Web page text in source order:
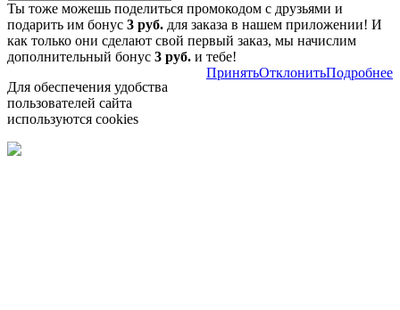
Ты тоже можешь поделиться промокодом с друзьями и
подарить им бонус 3 руб. для заказа в нашем приложении! И
как только они сделают свой первый заказ, мы начислим
дополнительный бонус 3 руб. и тебе!
Для обеспечения удобства
пользователей сайта
используются cookies
ПринятьОтклонитьПодробнее